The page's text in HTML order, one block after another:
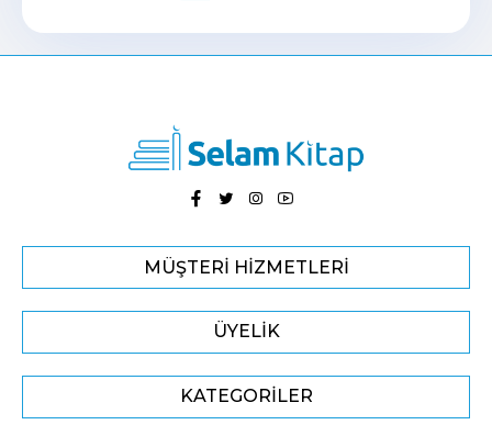
MÜŞTERI HIZMETLERI
ÜYELIK
KATEGORILER